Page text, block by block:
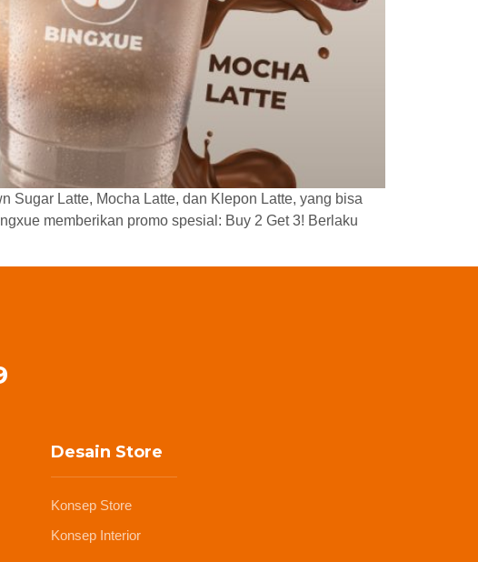
Sugar Latte, Mocha Latte, dan Klepon Latte, yang bisa
memberikan promo spesial: Buy 2 Get 3! Berlaku
Desain Store
Konsep Store
Konsep Interior